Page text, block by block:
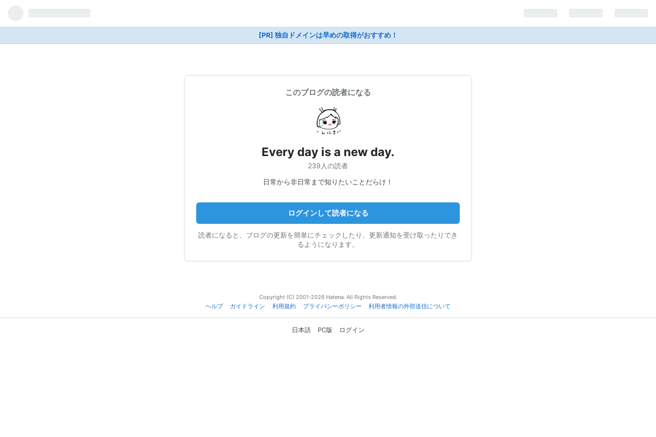
[PR] 独自ドメインは早めの取得がおすすめ！
このブログの読者になる
Every day is a new day.
239人の読者
日常から非日常まで知りたいことだらけ！
ログインして読者になる
読者になると、ブログの更新を簡単にチェックしたり、更新通知を受け取ったりでき
るようになります。
Copyright (C) 2001-2026 Hatena. All Rights Reserved.
ヘルプ
ガイドライン 利用規約 プライバシーポリシー 利用者情報の外部送信について
日本語 PC版 ログイン